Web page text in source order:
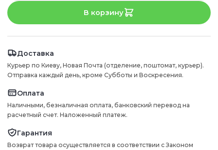
В корзину
Доставка
Курьер по Киеву, Новая Почта (отделение, поштомат, курьер).
Отправка каждый день, кроме Субботы и Воскресения.
Оплата
Наличными, безналичная оплата, банковский перевод на
расчетный счет. Наложенный платеж.
Гарантия
Возврат товара осуществляется в соответствии с Законом